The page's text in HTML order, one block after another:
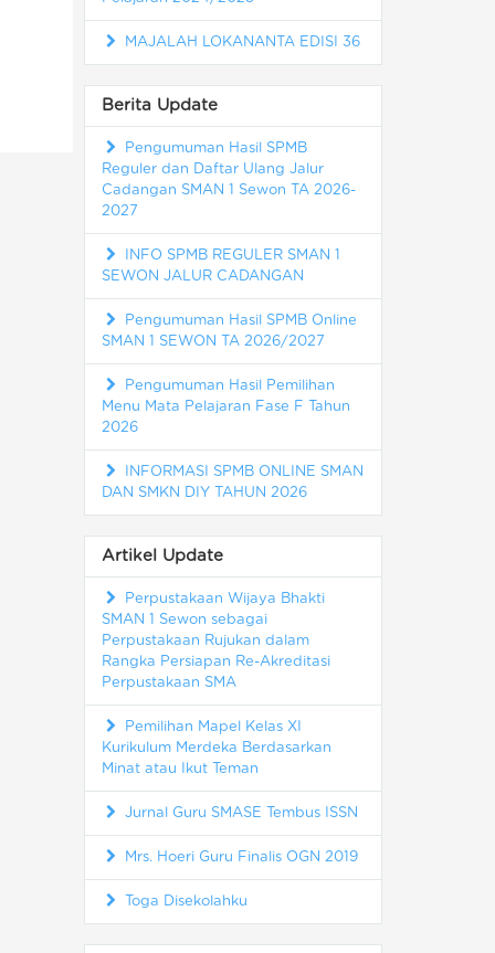
MAJALAH LOKANANTA EDISI 36
Berita Update
Pengumuman Hasil SPMB
Reguler dan Daftar Ulang Jalur
Cadangan SMAN 1 Sewon TA 2026-
2027
INFO SPMB REGULER SMAN 1
SEWON JALUR CADANGAN
Pengumuman Hasil SPMB Online
SMAN 1 SEWON TA 2026/2027
Pengumuman Hasil Pemilihan
Menu Mata Pelajaran Fase F Tahun
2026
INFORMASI SPMB ONLINE SMAN
DAN SMKN DIY TAHUN 2026
Artikel Update
Perpustakaan Wijaya Bhakti
SMAN 1 Sewon sebagai
Perpustakaan Rujukan dalam
Rangka Persiapan Re-Akreditasi
Perpustakaan SMA
Pemilihan Mapel Kelas XI
Kurikulum Merdeka Berdasarkan
Minat atau Ikut Teman
Jurnal Guru SMASE Tembus ISSN
Mrs. Hoeri Guru Finalis OGN 2019
Toga Disekolahku